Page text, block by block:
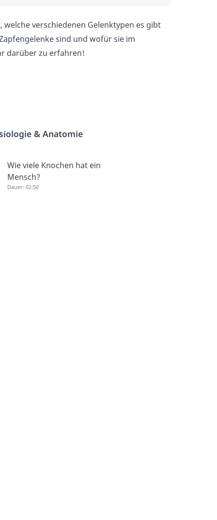
verschiedenen Gelenktypen es gibt
sind und wofür sie im
darüber zu erfahren!
& Anatomie
Wie viele Knochen hat ein
Mensch?
Dauer: 02:50